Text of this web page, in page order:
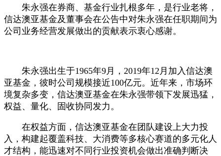
朱永强在券商、基金行业扎根多年，是行业老将，
信达澳亚基金及董事会在公告中对朱永强在任职期间为
公司业务经营发展做出的贡献表示衷心感谢。
朱永强出生于1965年9月，2019年12月加入信达澳
亚基金，彼时公司规模接近100亿元。近年来，市场环
境复杂多变，信达澳亚基金在朱永强带领下发展迅猛，
权益、量化、固收协同发力。
在权益方面，信达澳亚基金在团队建设上大力投
入，构建起覆盖科技、大消费等多核心赛道的多元化人
才结构，能迅速对不同行业投资机会做出准确判断决